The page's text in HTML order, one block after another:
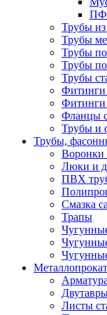
Трубы
Трубы
Трубы
Трубы
Трубы
Фитинги
Фитинги
Фланцы
Трубы и
Трубы,
Воронки
Люки и
ПВХ
Смазка
Трапы
Металлопрокат
Листы